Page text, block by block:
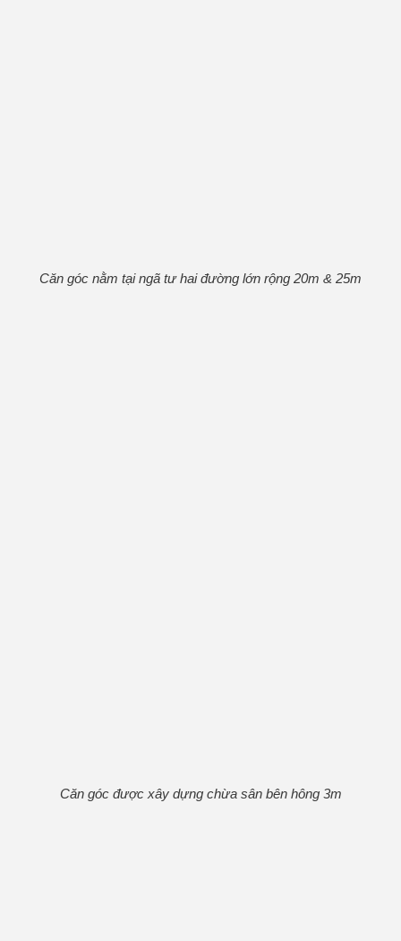
Căn góc nằm tại ngã tư hai đường lớn rộng 20m & 25m
Căn góc được xây dựng chừa sân bên hông 3m